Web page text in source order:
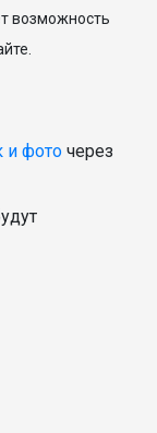
возможность
и фото через